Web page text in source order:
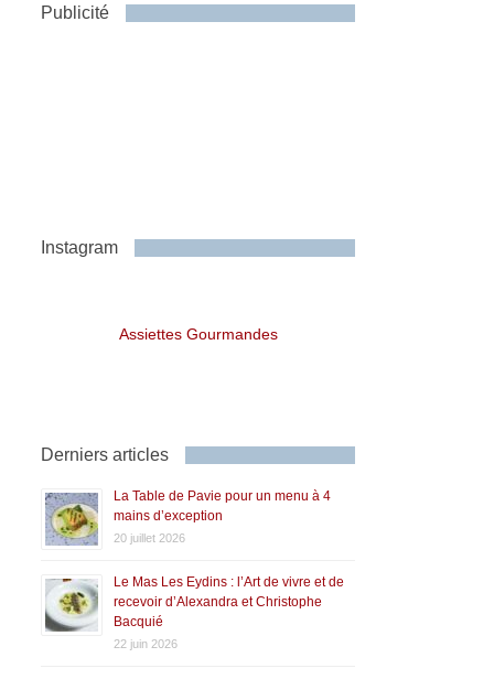
Publicité
Instagram
Assiettes Gourmandes
Derniers articles
La Table de Pavie pour un menu à 4
mains d’exception
20 juillet 2026
Le Mas Les Eydins : l’Art de vivre et de
recevoir d’Alexandra et Christophe
Bacquié
22 juin 2026